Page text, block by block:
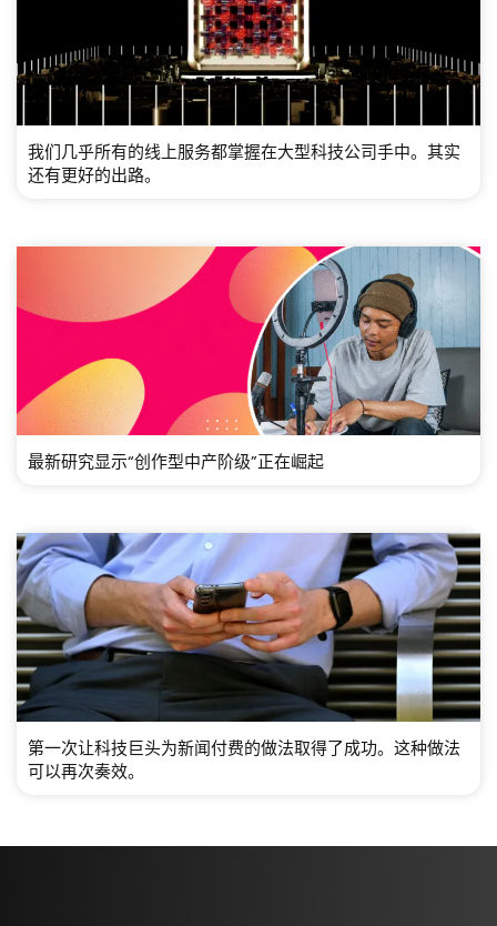
我们几乎所有的线上服务都掌握在大型科技公司手中。其实
还有更好的出路。
最新研究显示“创作型中产阶级”正在崛起
第一次让科技巨头为新闻付费的做法取得了成功。这种做法
可以再次奏效。